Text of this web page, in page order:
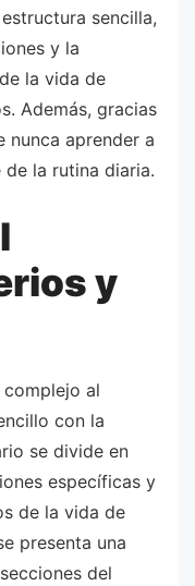
sencilla,
y la
la vida de
Además, gracias
nunca aprender a
la rutina diaria.
y
complejo al
con la
se divide en
específicas y
de la vida de
presenta una
del